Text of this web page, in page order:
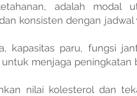
adalah modal
konsisten dengan jadwal
kapasitas paru, fungsi
menjaga peningkatan
nilai kolesterol dan